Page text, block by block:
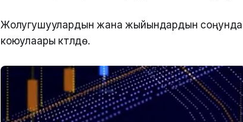
Жолугушуулардын жана жыйындардын соңунда
коюулаары күтүлүүдө.